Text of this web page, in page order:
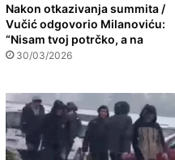
Nakon otkazivanja summita /
Vučić odgovorio Milanoviću:
“Nisam tvoj potrčko, a na
30/03/2026